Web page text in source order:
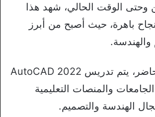
وحتى الوقت الحالي، شهد هذا
باهرة، حيث أصبح من أبرز
والهندسة.
وفي الوقت الحاضر، يتم تدريس AutoCAD 2022
والمنصات التعليمية
الهندسة والتصميم.